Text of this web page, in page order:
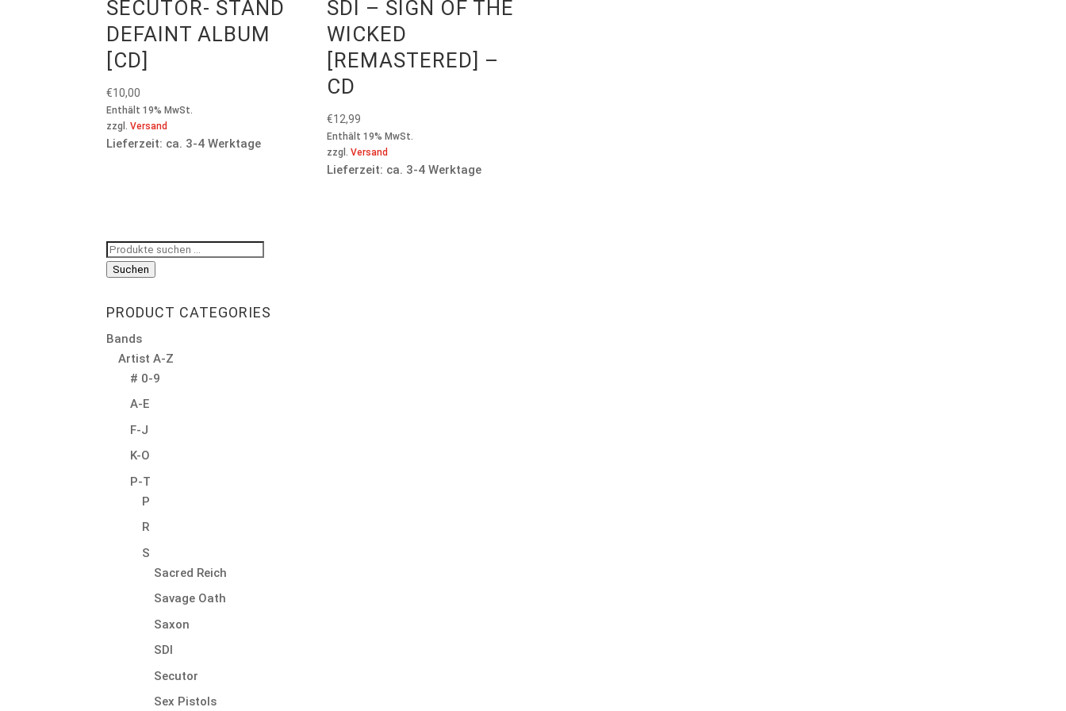
SECUTOR- STAND
DEFAINT ALBUM
[CD]
€10,00
Enthält 19% MwSt.
zzgl.Versand
Lieferzeit: ca. 3-4 Werktage
SDI – SIGN OF THE
WICKED
[REMASTERED] –
CD
€12,99
Enthält 19% MwSt.
zzgl.Versand
Lieferzeit: ca. 3-4 Werktage
Suchen
nach:
Suchen
PRODUCT CATEGORIES
Bands
Artist A-Z
# 0-9
A-E
F-J
K-O
P-T
P
R
S
Sacred Reich
Savage Oath
Saxon
SDI
Secutor
Sex Pistols